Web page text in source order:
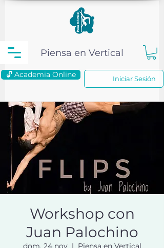
Iniciar Sesión
🔓 Academia Online
Piensa en Vertical
Workshop con
Juan Palochino
dom, 24 nov
  |
Piensa en Vertical